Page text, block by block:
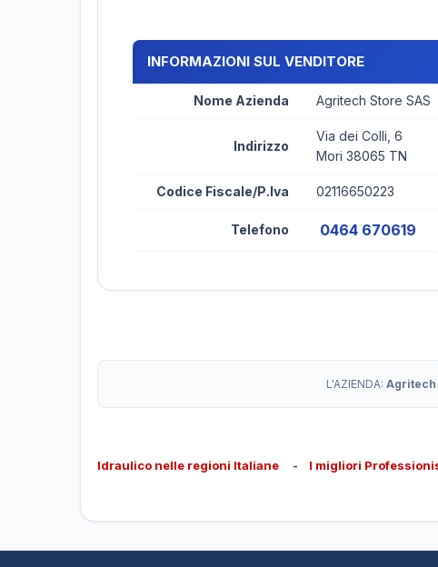
INFORMAZIONI SUL VENDITORE
Nome Azienda Agritech Store SAS
Indirizzo
Via dei Colli, 6
Mori 38065 TN
Codice Fiscale/P.Iva 02116650223
Telefono 0464 670619
L'AZIENDA: Agritech
Idraulico nelle regioni Italiane - I migliori